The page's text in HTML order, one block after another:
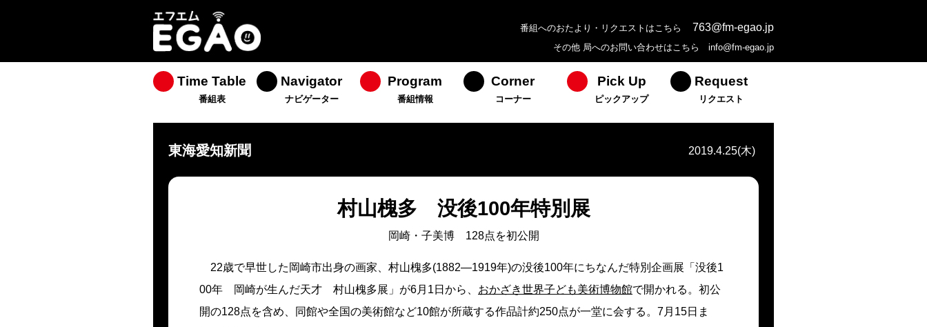
番組へのおたより・リクエストはこちら 763@fm-egao.jp
その他 局へのお問い合わせはこちら info@fm-egao.jp
Time Table
番組表
Navigator
ナビゲーター
Program
番組情報
Corner
コーナー
Pick Up
ピックアップ
Request
リクエスト
東海愛知新聞 2019.4.25(木)
村山槐多 没後100年特別展
岡崎・子美博 128点を初公開
22歳で早世した岡崎市出身の画家、村山槐多(1882―1919年)の没後100年にちなんだ特別企画展「没後1
00年 岡崎が生んだ天才 村山槐多展」が6月1日から、 おかざき世界子ども美術博物館で開かれる。初公
開の128点を含め、同館や全国の美術館など10館が所蔵する作品計約250点が一堂に会する。7月15日ま